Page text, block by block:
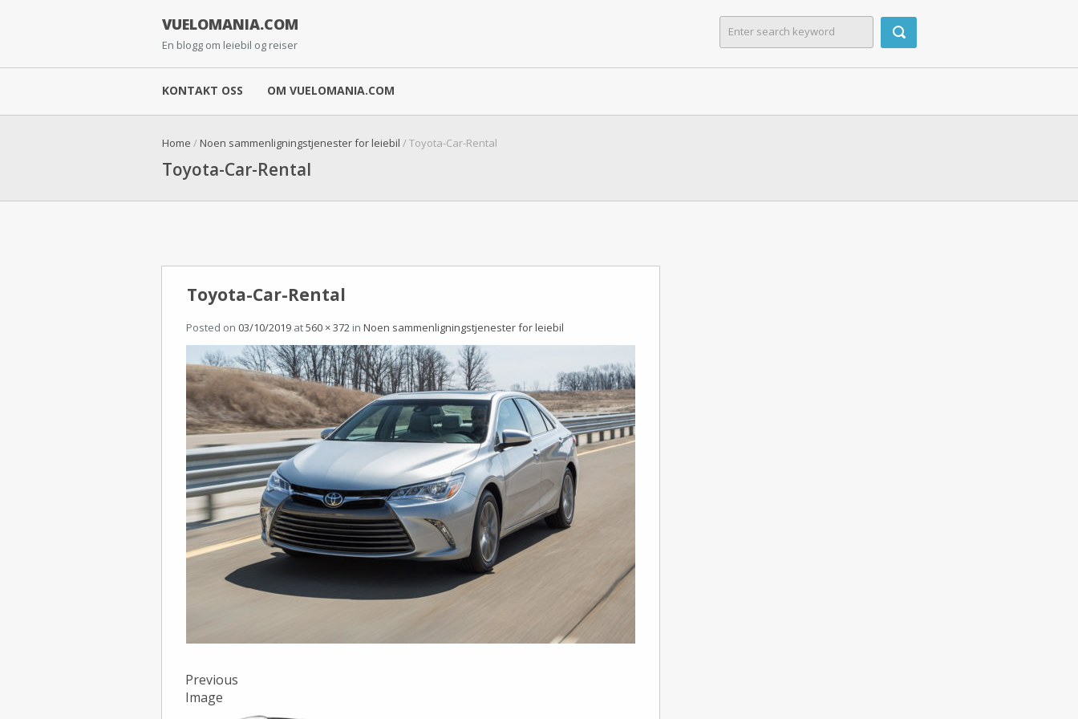
VUELOMANIA.COM
En blogg om leiebil og reiser
KONTAKT OSS OM VUELOMANIA.COM
Home /Noen sammenligningstjenester for leiebil / Toyota-Car-Rental
Toyota-Car-Rental
Toyota-Car-Rental
Posted on 03/10/2019 at560 × 372 in Noen sammenligningstjenester for leiebil
Previous
Image